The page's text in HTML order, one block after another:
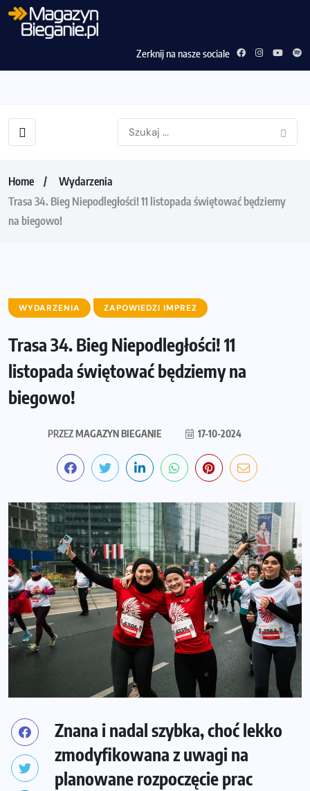
Zerknij na nasze sociale
Home
Wydarzenia
Trasa 34. Bieg Niepodległości! 11 listopada świętować będziemy
na biegowo!
WYDARZENIA ZAPOWIEDZI IMPREZ
Trasa 34. Bieg Niepodległości! 11
listopada świętować będziemy na
biegowo!
PRZEZMAGAZYN BIEGANIE 17-10-2024
Znana i nadal szybka, choć lekko
zmodyfikowana z uwagi na
planowane rozpoczęcie prac